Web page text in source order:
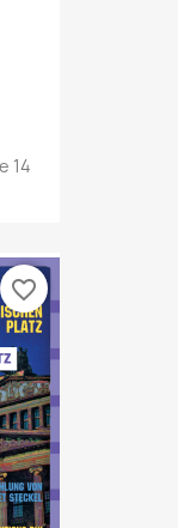
14
favorite_border